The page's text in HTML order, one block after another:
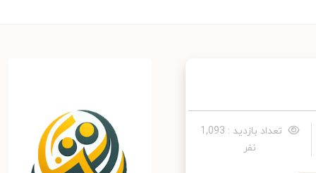
تعداد بازدید : 1,093
نفر